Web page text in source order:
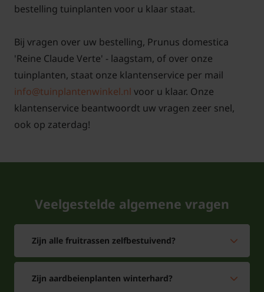
bestelling tuinplanten voor u klaar staat.
Bij vragen over uw bestelling, Prunus domestica
'Reine Claude Verte' - laagstam, of over onze
tuinplanten, staat onze klantenservice per mail
info@tuinplantenwinkel.nl voor u klaar. Onze
klantenservice beantwoordt uw vragen zeer snel,
ook op zaterdag!
Veelgestelde algemene vragen
Zijn alle fruitrassen zelfbestuivend?
Zijn aardbeienplanten winterhard?